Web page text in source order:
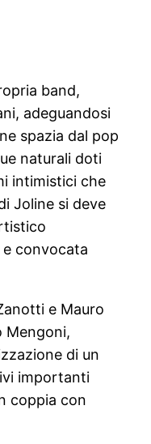
band,
adeguandosi
spazia dal pop
naturali doti
intimistici che
Joline si deve
convocata
e Mauro
Mengoni,
di un
importanti
coppia con